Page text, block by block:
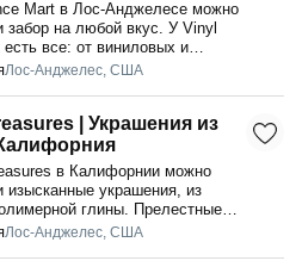
Mart в Лос-Анджелесе можно
забор на любой вкус. У Vinyl
есть все: от виниловых и
элементов до полноценных
Лос-Анджелес, США
| Украшения из
в Калифорнии можно
изысканные украшения, из
глины. Прелестные
ожерелья и комплекты,
Лос-Анджелес, США